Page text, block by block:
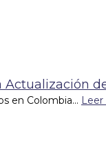
en Colombia...